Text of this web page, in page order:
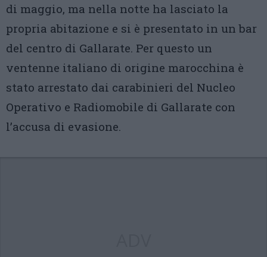
di maggio, ma nella notte ha lasciato la
propria abitazione e si è presentato in un bar
del centro di Gallarate. Per questo un
ventenne italiano di origine marocchina è
stato arrestato dai carabinieri del Nucleo
Operativo e Radiomobile di Gallarate con
l’accusa di evasione.